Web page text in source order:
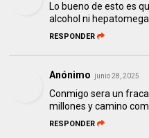
Lo bueno de esto es
alcohol ni
RESPONDER
Anónimo junio 28, 2025
Conmigo sera un
millones y camino
RESPONDER